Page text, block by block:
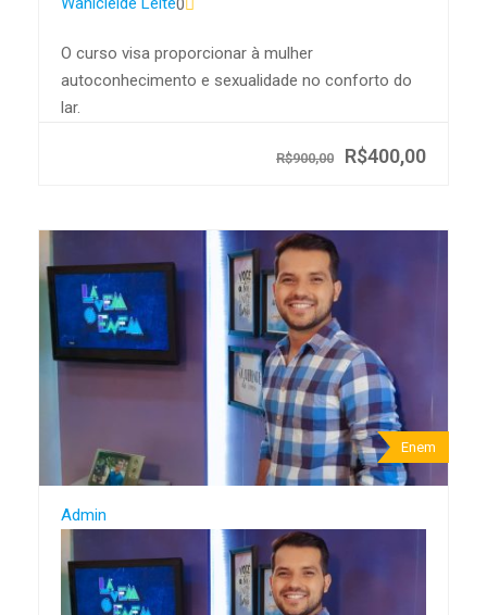
0
O curso visa proporcionar à mulher
autoconhecimento e sexualidade no conforto do
lar.
R$900,00 R$400,00
Enem
Admin